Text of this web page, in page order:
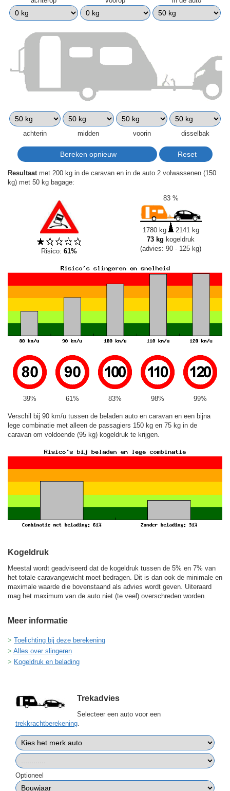
achterin midden voorin disselbak
Resultaat met 200 kg in de caravan en in de auto 2 volwassenen (150
kg) met 50 kg bagage:
Risico:61%
83 %
1780 kg
2141 kg
73 kg kogeldruk
(advies: 90 - 125 kg)
39% 61% 83% 98% 99%
Verschil bij 90 km/u tussen de beladen auto en caravan en een bijna
lege combinatie met alleen de passagiers 150 kg en 75 kg in de
caravan om voldoende (95 kg) kogeldruk te krijgen.
Kogeldruk
Meestal wordt geadviseerd dat de kogeldruk tussen de 5% en 7% van
het totale caravangewicht moet bedragen. Dit is dan ook de minimale en
maximale waarde die bovenstaand als advies wordt geven. Uiteraard
mag het maximum van de auto niet (te veel) overschreden worden.
Meer informatie
Toelichting bij deze berekening
Alles over slingeren
Kogeldruk en belading
Trekadvies
Selecteer een auto voor een
trekkrachtberekening
Optioneel